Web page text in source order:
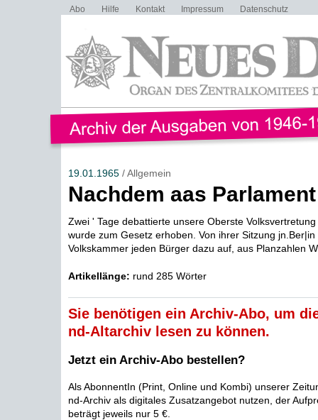
Abo Hilfe Kontakt Impressum Datenschutz
19.01.1965/ Allgemein
Nachdem aas
Zwei ' Tage debattierte unsere Oberste
wurde zum Gesetz erhoben. Von ihrer Sitzung jn.Ber|in
Volkskammer jeden Bürger dazu auf, aus Planzahlen
Artikellänge: rund 285 Wörter
Sie benötigen ein Archiv-Abo, um
nd-Altarchiv lesen zu können.
Jetzt ein Archiv-Abo bestellen?
Als AbonnentIn (Print, Online und Kombi) unserer
nd-Archiv als digitales Zusatzangebot nutzen, der
beträgt jeweils nur 5 €.